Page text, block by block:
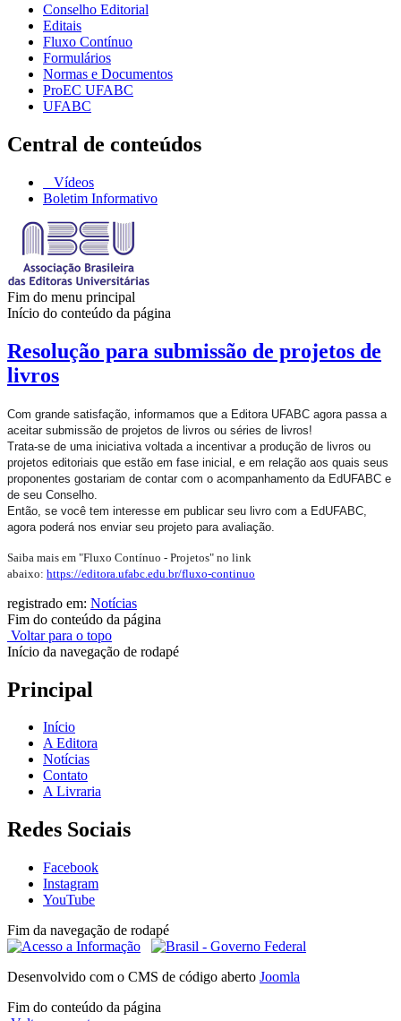
Conselho Editorial
Editais
Fluxo Contínuo
Formulários
Normas e Documentos
ProEC UFABC
UFABC
Central de conteúdos
Vídeos
Boletim Informativo
Fim do menu principal
Início do conteúdo da página
Resolução para submissão de projetos de
livros
Com grande satisfação, informamos que a Editora UFABC agora passa a
aceitar submissão de projetos de livros ou séries de livros!
Trata-se de uma iniciativa voltada a incentivar a produção de livros ou
projetos editoriais que estão em fase inicial, e em relação aos quais seus
proponentes gostariam de contar com o acompanhamento da EdUFABC e
de seu Conselho.
Então, se você tem interesse em publicar seu livro com a EdUFABC,
agora poderá nos enviar seu projeto para avaliação.
Saiba mais em "Fluxo Contínuo - Projetos" no link
abaixo: https://editora.ufabc.edu.br/fluxo-continuo
registrado em: Notícias
Fim do conteúdo da página
Voltar para o topo
Início da navegação de rodapé
Principal
Início
A Editora
Notícias
Contato
A Livraria
Redes Sociais
Facebook
Instagram
YouTube
Fim da navegação de rodapé
Desenvolvido com o CMS de código aberto Joomla
Fim do conteúdo da página